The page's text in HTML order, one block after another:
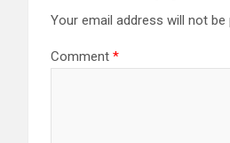
Your email address will not be
Comment *